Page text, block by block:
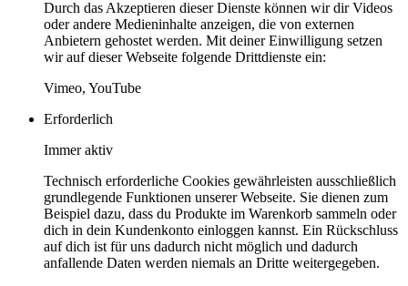
Durch das Akzeptieren dieser Dienste können wir dir Videos
oder andere Medieninhalte anzeigen, die von externen
Anbietern gehostet werden. Mit deiner Einwilligung setzen
wir auf dieser Webseite folgende Drittdienste ein:
Vimeo, YouTube
Erforderlich
Immer aktiv
Technisch erforderliche Cookies gewährleisten ausschließlich
grundlegende Funktionen unserer Webseite. Sie dienen zum
Beispiel dazu, dass du Produkte im Warenkorb sammeln oder
dich in dein Kundenkonto einloggen kannst. Ein Rückschluss
auf dich ist für uns dadurch nicht möglich und dadurch
anfallende Daten werden niemals an Dritte weitergegeben.